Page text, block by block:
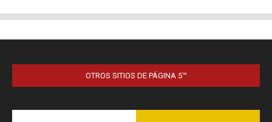
OTROS SITIOS DE PÁGINA 5™